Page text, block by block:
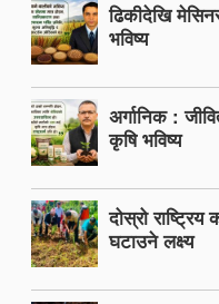
ढिकीदेखि
भविष्य
अर्गानिक :
कृषि भविष्य
दोस्रो
घटाउने लक्ष्य